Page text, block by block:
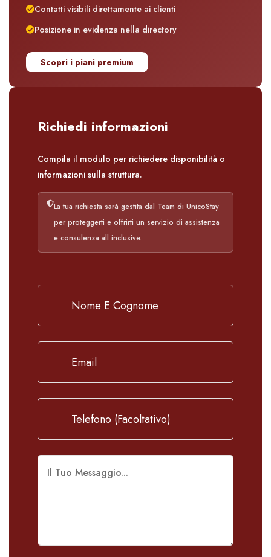
Contatti visibili direttamente ai clienti
Posizione in evidenza nella directory
Scopri i piani premium
Richiedi informazioni
Compila il modulo per richiedere disponibilità o
informazioni sulla struttura.
La tua richiesta sarà gestita dal Team di UnicoStay
per proteggerti e offrirti un servizio di assistenza
e consulenza all inclusive.